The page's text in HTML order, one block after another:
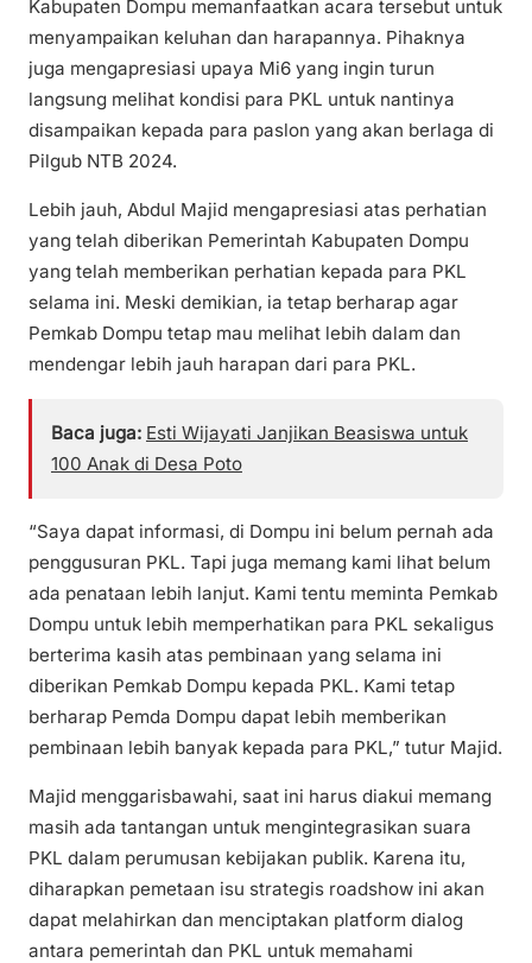
Kabupaten Dompu memanfaatkan acara tersebut untuk
menyampaikan keluhan dan harapannya. Pihaknya
juga mengapresiasi upaya Mi6 yang ingin turun
langsung melihat kondisi para PKL untuk nantinya
disampaikan kepada para paslon yang akan berlaga di
Pilgub NTB 2024.
Lebih jauh, Abdul Majid mengapresiasi atas perhatian
yang telah diberikan Pemerintah Kabupaten Dompu
yang telah memberikan perhatian kepada para PKL
selama ini. Meski demikian, ia tetap berharap agar
Pemkab Dompu tetap mau melihat lebih dalam dan
mendengar lebih jauh harapan dari para PKL.
Baca juga: Esti Wijayati Janjikan Beasiswa untuk
100 Anak di Desa Poto
“Saya dapat informasi, di Dompu ini belum pernah ada
penggusuran PKL. Tapi juga memang kami lihat belum
ada penataan lebih lanjut. Kami tentu meminta Pemkab
Dompu untuk lebih memperhatikan para PKL sekaligus
berterima kasih atas pembinaan yang selama ini
diberikan Pemkab Dompu kepada PKL. Kami tetap
berharap Pemda Dompu dapat lebih memberikan
pembinaan lebih banyak kepada para PKL,” tutur Majid.
Majid menggarisbawahi, saat ini harus diakui memang
masih ada tantangan untuk mengintegrasikan suara
PKL dalam perumusan kebijakan publik. Karena itu,
diharapkan pemetaan isu strategis roadshow ini akan
dapat melahirkan dan menciptakan platform dialog
antara pemerintah dan PKL untuk memahami